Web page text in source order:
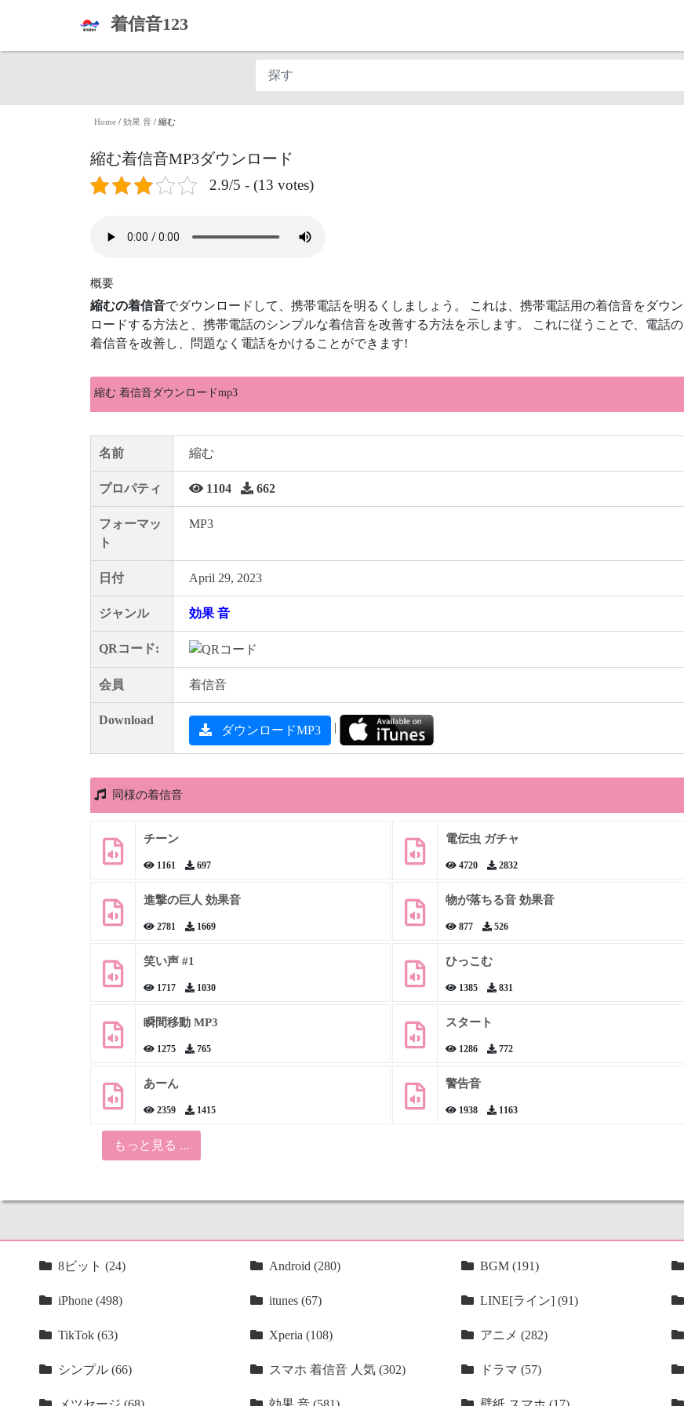
着信音123
Home / 効果 音 / 縮む
縮む着信音MP3ダウンロード
2.9/5 - (13 votes)
概要
縮むの着信音でダウンロードして、携帯電話を明るくしましょう。 これは、携帯電話用の着信音をダウン
ロードする方法と、携帯電話のシンプルな着信音を改善する方法を示します。 これに従うことで、電話の
着信音を改善し、問題なく電話をかけることができます!
縮む 着信音ダウンロードmp3
名前 縮む
プロパティ 1104 662
フォーマッ
ト
MP3
日付 April 29, 2023
ジャンル 効果 音
QRコード:
会員 着信音
Download
ダウンロードMP3 |
同様の着信音
チーン
1161 697
電伝虫 ガチャ
4720 2832
進撃の巨人 効果音
2781 1669
物が落ちる音 効果音
877 526
笑い声 #1
1717 1030
ひっこむ
1385 831
瞬間移動 MP3
1275 765
スタート
1286 772
あーん
2359 1415
警告音
1938 1163
もっと見る ...
8ビット (24) Android (280) BGM (191)
iPhone (498) itunes (67) LINE[ライン] (91)
TikTok (63) Xperia (108) アニメ (282)
シンプル (66) スマホ 着信音 人気 (302) ドラマ (57)